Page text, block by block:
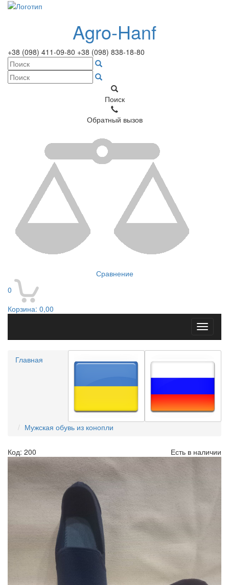
Agro-Hanf
+38 (098) 411-09-80 +38 (098) 838-18-80
Поиск
Обратный вызов
Сравнение
0
Корзина: 0,00
Toggle
Главная
Мужская обувь из конопли
Код: 200 Есть в наличии